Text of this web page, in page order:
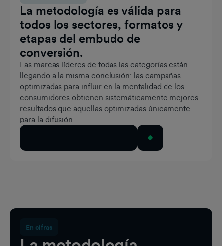
La metodología es válida para
todos los sectores, formatos y
etapas del embudo de
conversión.
Las marcas líderes de todas las categorías están
llegando a la misma conclusión: las campañas
optimizadas para influir en la mentalidad de los
consumidores obtienen sistemáticamente mejores
resultados que aquellas optimizadas únicamente
para la difusión.
En cifras